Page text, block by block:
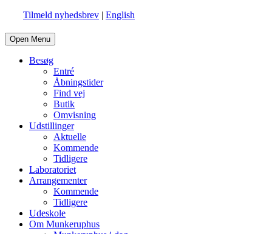
Tilmeld nyhedsbrev | English
Open Menu
Besøg
Entré
Åbningstider
Find vej
Butik
Omvisning
Udstillinger
Aktuelle
Kommende
Tidligere
Laboratoriet
Arrangementer
Kommende
Tidligere
Udeskole
Om Munkeruphus